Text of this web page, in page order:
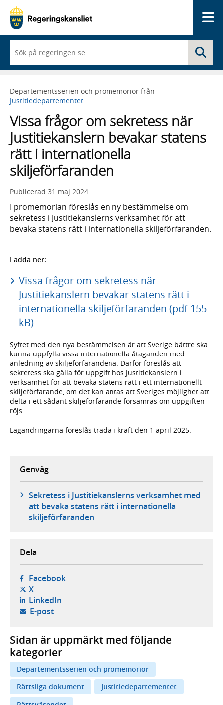
du
börjar
skriva
framträder
en
med
sökförslag
Departementsserien och promemorior från
Justitiedepartementet
Vissa frågor om sekretess när
Justitiekanslern bevakar statens
rätt i internationella
skiljeförfaranden
Publicerad 31 maj 2024
I promemorian föreslås en ny bestämmelse om
sekretess i Justitiekanslerns verksamhet för att
bevaka statens rätt i internationella skiljeförfaranden.
Ladda ner:
Vissa frågor om sekretess när
Justitiekanslern bevakar statens rätt i
internationella skiljeförfaranden (pdf 155
kB)
Syftet med den nya bestämmelsen är att Sverige bättre ska
kunna uppfylla vissa internationella åtaganden med
anledning av skiljeförfarandena. Därför föreslås att
sekretess ska gälla för uppgift hos Justitiekanslern i
verksamhet för att bevaka statens rätt i ett internationellt
skiljeförfarande, om det kan antas att Sveriges möjlighet att
delta i ett sådant skiljeförfarande försämras om uppgiften
röjs.
Lagändringarna föreslås träda i kraft den 1 april 2025.
Genväg
Sekretess i Justitiekanslerns verksamhet med
att bevaka statens rätt i internationella
skiljeförfaranden
Dela
Facebook- öppnas i ny flik, extern webbplats,
X- öppnas i ny flik, extern webbplats,
LinkedIn- öppnas i ny flik, extern webbplats,
E-post- öppnar din e-postklient,
Sidan är uppmärkt med följande
kategorier
Departementsserien och promemorior
Rättsliga dokument
Justitiedepartementet